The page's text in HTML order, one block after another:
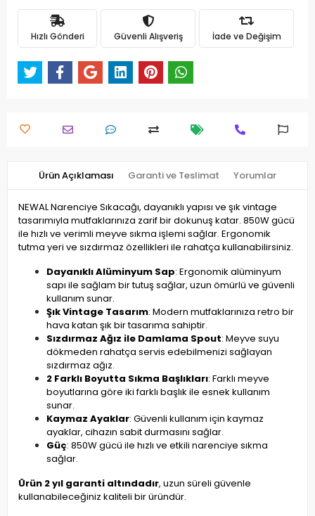
Hızlı Gönderi Güvenli Alışveriş İade ve Değişim
Ürün Açıklaması Garanti ve Teslimat Yorumlar
NEWAL Narenciye Sıkacağı, dayanıklı yapısı ve şık vintage
tasarımıyla mutfaklarınıza zarif bir dokunuş katar. 850W gücü
ile hızlı ve verimli meyve sıkma işlemi sağlar. Ergonomik
tutma yeri ve sızdırmaz özellikleri ile rahatça kullanabilirsiniz.
Dayanıklı Alüminyum Sap: Ergonomik alüminyum
sapı ile sağlam bir tutuş sağlar, uzun ömürlü ve güvenli
kullanım sunar.
Şık Vintage Tasarım: Modern mutfaklarınıza retro bir
hava katan şık bir tasarıma sahiptir.
Sızdırmaz Ağız ile Damlama Spout: Meyve suyu
dökmeden rahatça servis edebilmenizi sağlayan
sızdırmaz ağız.
2 Farklı Boyutta Sıkma Başlıkları: Farklı meyve
boyutlarına göre iki farklı başlık ile esnek kullanım
sunar.
Kaymaz Ayaklar: Güvenli kullanım için kaymaz
ayaklar, cihazın sabit durmasını sağlar.
Güç: 850W gücü ile hızlı ve etkili narenciye sıkma
sağlar.
Ürün 2 yıl garanti altındadır, uzun süreli güvenle
kullanabileceğiniz kaliteli bir üründür.